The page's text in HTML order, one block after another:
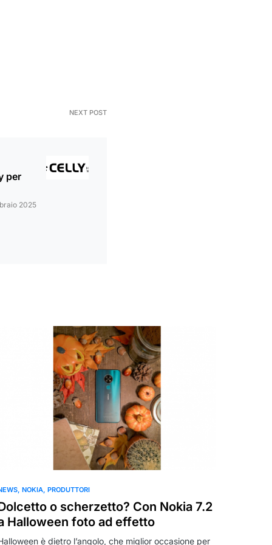
NEXT POST
per
2025
NOKIA PRODUTTORI
o scherzetto? Con Nokia 7.2
Halloween foto ad effetto
è dietro l’angolo, che miglior occasione per